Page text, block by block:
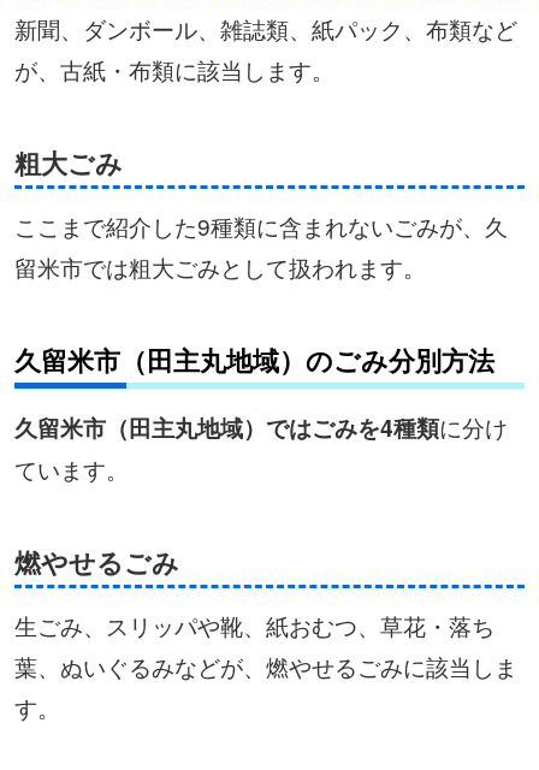
新聞、ダンボール、雑誌類、紙パック、布類など
が、古紙・布類に該当します。
粗大ごみ
ここまで紹介した9種類に含まれないごみが、久
留米市では粗大ごみとして扱われます。
久留米市（田主丸地域）のごみ分別方法
久留米市（田主丸地域）ではごみを4種類に分け
ています。
燃やせるごみ
生ごみ、スリッパや靴、紙おむつ、草花・落ち
葉、ぬいぐるみなどが、燃やせるごみに該当しま
す。